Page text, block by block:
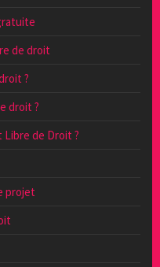
de droit
?
droit ?
Libre de Droit ?
projet